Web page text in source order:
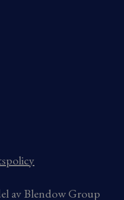
av Blendow Group